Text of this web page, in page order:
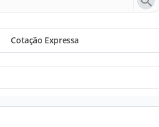
Cotação Expressa